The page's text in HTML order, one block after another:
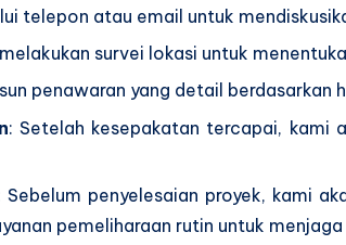
telepon atau email untuk
survei lokasi untuk
penawaran yang detail berdasarkan
: Setelah kesepakatan tercapai, kami
Sebelum penyelesaian proyek, kami
pemeliharaan rutin untuk